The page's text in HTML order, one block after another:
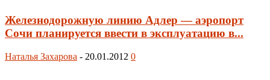
Железнодорожную линию Адлер — аэропорт
Сочи планируется ввести в эксплуатацию в...
Наталья Захарова - 20.01.2012 0